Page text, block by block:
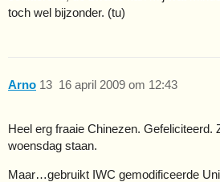
toch wel bijzonder. (tu)
Arno 16 april 2009 om 12:43
13
Heel erg fraaie Chinezen. Gefeliciteerd.
woensdag staan.
Maar…gebruikt IWC gemodificeerde